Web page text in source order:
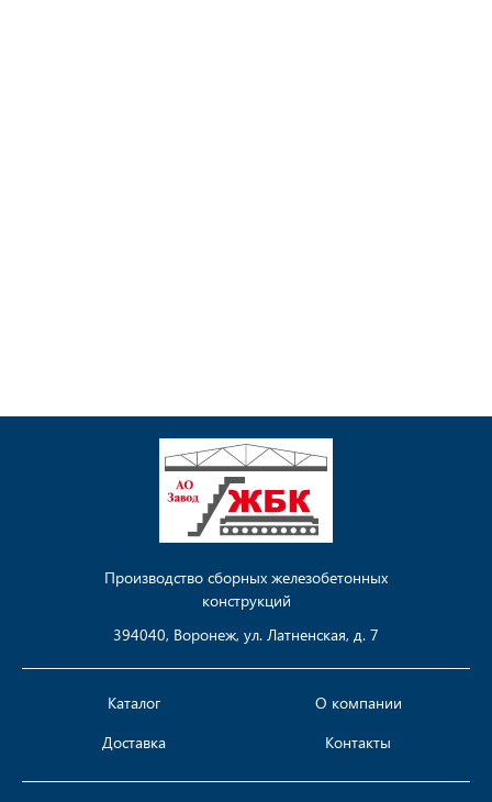
Производство сборных железобетонных
конструкций
394040, Воронеж, ул. Латненская, д. 7
Каталог
Доставка
О компании
Контакты